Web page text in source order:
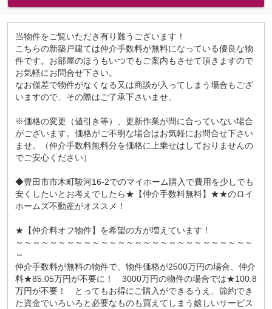
当物件をご覧いただき有り難うございます！
こちらの新築戸建ては仲介手数料が無料になっている優良な物
件です。お部屋のほうもいつでもご案内もさせて頂きますので
お気軽にお問合せ下さい。
なお僅差で物件がなくなる又は商談が入ってしまう場合もござ
いますので、その際はご了承下さいませ。
※価格の変更（値引き等）、更新作業が間に合っていない場合
がございます。価格がご不明な場合はお気軽にお問合せ下さい
ませ。（仲介手数料無料分を価格に上乗せはしておりませんの
でご安心ください）
◆豊田市市木町駿河16-2でのマイホーム購入で費用を少しでも
安くしたいとお考えでしたら★【仲介手数料無料】★★のロイ
ホームズ不動産がオススメ！
★【仲介料オフ物件】を希望の方が増えています！
～～～～～～～～～～～～～～～～～～～～～～～～～～～～
～
仲介手数料が無料の物件で、物件価格が2500万円の場合、仲介
料★85.05万円が不要に！ 3000万円の物件の場合では★100.8
万円が不要！ とってもお得にご購入ができるうえ、節約でき
た資金でいろいろと必要なものも買えてしまう嬉しいサービス